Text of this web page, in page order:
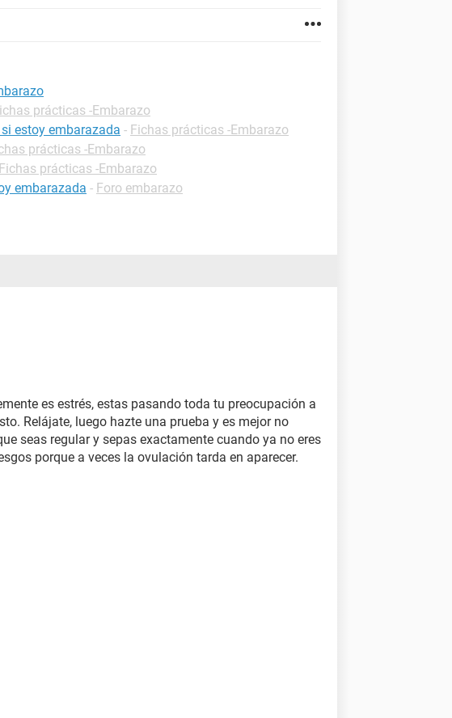
prácticas -Embarazo
estoy embarazada - Fichas prácticas -Embarazo
prácticas -Embarazo
Fichas prácticas -Embarazo
embarazada - Foro embarazo
es estrés, estas pasando toda tu preocupación a
Relájate, luego hazte una prueba y es mejor no
seas regular y sepas exactamente cuando ya no eres
porque a veces la ovulación tarda en aparecer.